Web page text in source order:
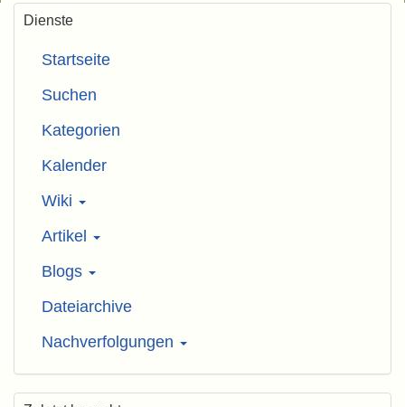
Dienste
Startseite
Suchen
Kategorien
Kalender
Wiki
Artikel
Blogs
Dateiarchive
Nachverfolgungen